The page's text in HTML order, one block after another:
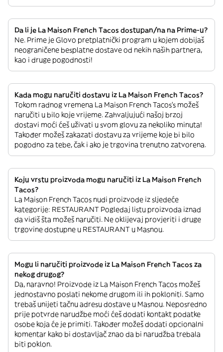
Da li je La Maison French Tacos dostupan/na na Prime-u?
Ne. Prime je Glovo pretplatnički program u kojem dobijaš
neograničene besplatne dostave od nekih naših partnera,
kao i druge pogodnosti!
Kada mogu naručiti dostavu iz La Maison French Tacos?
Tokom radnog vremena La Maison French Tacos’s možeš
naručiti u bilo koje vrijeme. Zahvaljujući našoj brzoj
dostavi moći ćeš uživati u svom glovu za nekoliko minuta!
Također možeš zakazati dostavu za vrijeme koje bi bilo
pogodno za tebe, čak i ako je trgovina trenutno zatvorena.
Koju vrstu proizvoda mogu naručiti iz La Maison French
Tacos?
La Maison French Tacos nudi proizvode iz sljedeće
kategorije: RESTAURANT Pogledaj listu proizvoda iznad
da vidiš šta možeš naručiti. Ne oklijevaj provjeriti i druge
trgovine dostupne u RESTAURANT u Masnou.
Mogu li naručiti proizvode iz La Maison French Tacos za
nekog drugog?
Da, naravno! Proizvode iz La Maison French Tacos možeš
jednostavno poslati nekome drugom ili ih pokloniti. Samo
trebaš unijeti tačnu adresu dostave u Masnou. Neposredno
prije potvrde narudžbe moći ćeš dodati kontakt podatke
osobe koja će je primiti. Također možeš dodati opcionalni
komentar kako bi dostavljač znao da bi narudžba trebala
biti poklon.